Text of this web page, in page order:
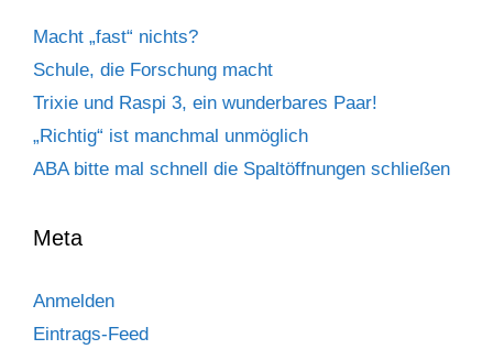
Macht „fast“ nichts?
Schule, die Forschung macht
Trixie und Raspi 3, ein wunderbares Paar!
„Richtig“ ist manchmal unmöglich
ABA bitte mal schnell die Spaltöffnungen schließen
Meta
Anmelden
Eintrags-Feed